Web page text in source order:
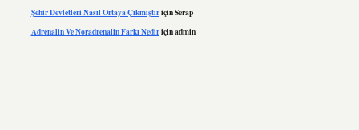
Şehir Devletleri Nasıl Ortaya ÇıkmıştıriçinSerap
Adrenalin Ve Noradrenalin Farkı Nediriçinadmin